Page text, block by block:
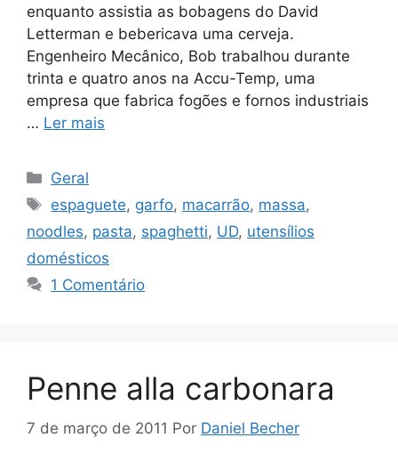
enquanto assistia as bobagens do David
Letterman e bebericava uma cerveja.
Engenheiro Mecânico, Bob trabalhou durante
trinta e quatro anos na Accu-Temp, uma
empresa que fabrica fogões e fornos industriais
… Ler mais
Categorias
Geral
Tags
espaguete, garfo, macarrão, massa,
noodles, pasta, spaghetti, UD, utensílios
domésticos
1 Comentário
Penne alla carbonara
7 de março de 2011 Por Daniel Becher